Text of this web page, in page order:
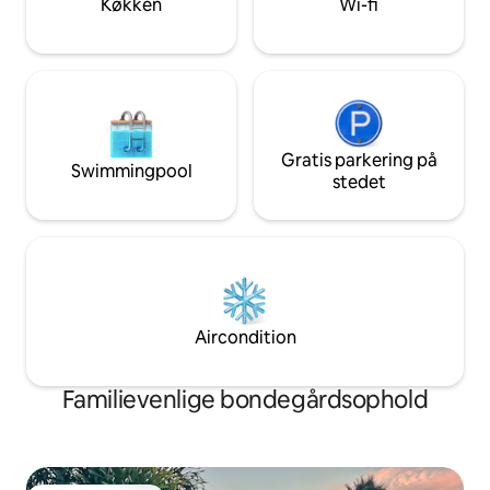
Køkken Wi-fi
Swimmingpool
Gratis parkering på
stedet
Aircondition
Familievenlige bondegårdsophold